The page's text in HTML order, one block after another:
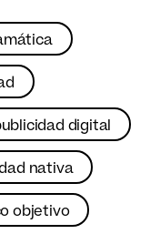
digital
nativa
objetivo